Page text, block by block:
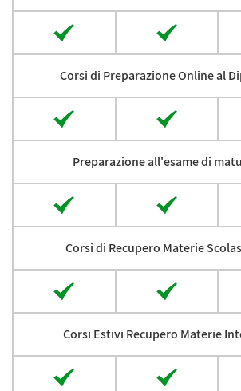
Corsi di Preparazione Online al
Preparazione all'esame di
Corsi di Recupero Materie
Corsi Estivi Recupero Materie